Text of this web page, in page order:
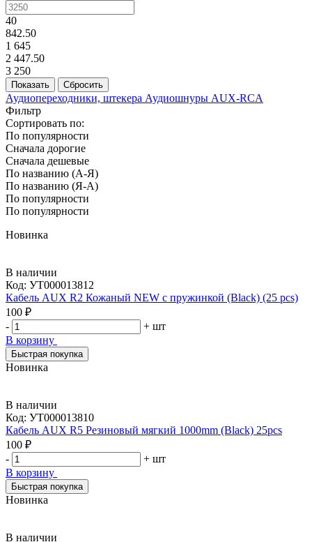
40
842.50
1 645
2 447.50
3 250
Аудиопереходники, штекера Аудиошнуры AUX-RCA
Фильтр
Сортировать по:
По популярности
Сначала дорогие
Сначала дешевые
По названию (А-Я)
По названию (Я-А)
По популярности
По популярности
Новинка
В наличии
Код: УТ000013812
Кабель AUX R2 Кожаный NEW с пружинкой (Black) (25 pcs)
100 ₽
-
+ шт
В корзину
Быстрая покупка
Новинка
В наличии
Код: УТ000013810
Кабель AUX R5 Резиновый мягкий 1000mm (Black) 25pcs
100 ₽
-
+ шт
В корзину
Быстрая покупка
Новинка
В наличии